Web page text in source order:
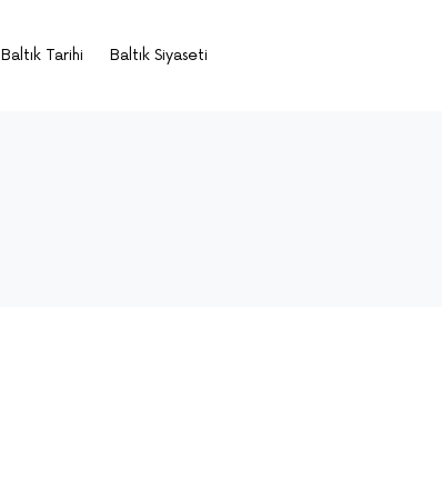
Baltık Tarihi Baltık Siyaseti